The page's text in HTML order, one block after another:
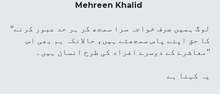
Mehreen Khalid
“لوگ ہمیں صرف خواجہ سرا سمجھ کر ہر حد عبور کرنے
کا حق اپنے پاس سمجھتے ہیں، حالانکہ ہم بھی اس
معاشرے کے دوسرے افراد کی طرح انسان ہیں۔”
یہ کہنا ہے